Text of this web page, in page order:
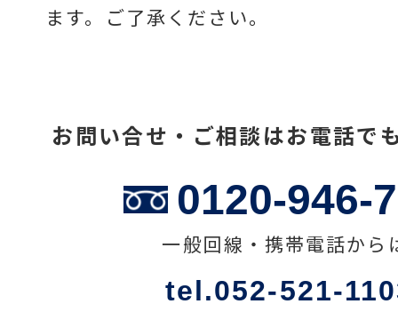
色々な計測器
ます。ご了承ください。
お問い合せ・ご相談はお電話で
0120-946-
一般回線・携帯電話から
tel.052-521-